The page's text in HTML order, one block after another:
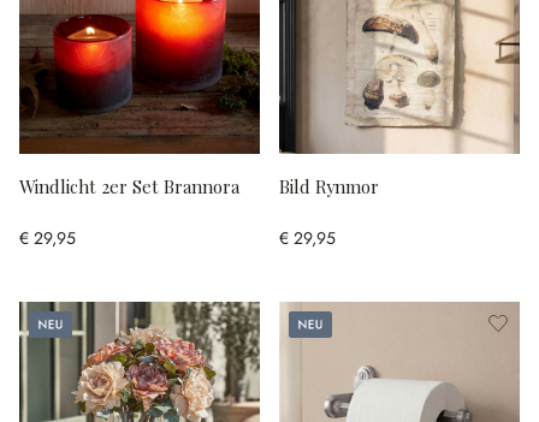
Windlicht 2er Set Brannora
€ 29,95
Bild Rynmor
€ 29,95
Neu Neu